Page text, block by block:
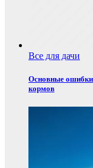
Все для дачи
Основные ошибки
кормов